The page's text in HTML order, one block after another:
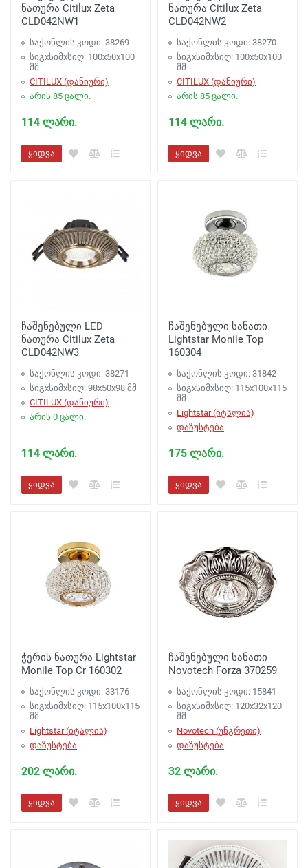
ნათურა Citilux Zeta
CLD042NW1
საქონლის კოდი: 38269
სიგxსიმxსიღ: 100x50x100
მმ
CITILUX (დანიური)
არის 85 ცალი.
114 ლარი.
ყიდვა
ნათურა Citilux Zeta
CLD042NW2
საქონლის კოდი: 38270
სიგxსიმxსიღ: 100x50x100
მმ
CITILUX (დანიური)
არის 85 ცალი.
114 ლარი.
ყიდვა
ჩაშენებული LED
ნათურა Citilux Zeta
CLD042NW3
საქონლის კოდი: 38271
სიგxსიმxსიღ: 98x50x98 მმ
CITILUX (დანიური)
არის 0 ცალი.
114 ლარი.
ყიდვა
ჩაშენებული სანათი
Lightstar Monile Top
160304
საქონლის კოდი: 31842
სიგxსიმxსიღ: 115x100x115
მმ
Lightstar (იტალია)
დაზუსტება
175 ლარი.
ყიდვა
ჭერის ნათურა Lightstar
Monile Top Cr 160302
საქონლის კოდი: 33176
სიგxსიმxსიღ: 115x100x115
მმ
Lightstar (იტალია)
დაზუსტება
202 ლარი.
ყიდვა
ჩაშენებული სანათი
Novotech Forza 370259
საქონლის კოდი: 15841
სიგxსიმxსიღ: 120x32x120
მმ
Novotech (უნგრეთი)
დაზუსტება
32 ლარი.
ყიდვა